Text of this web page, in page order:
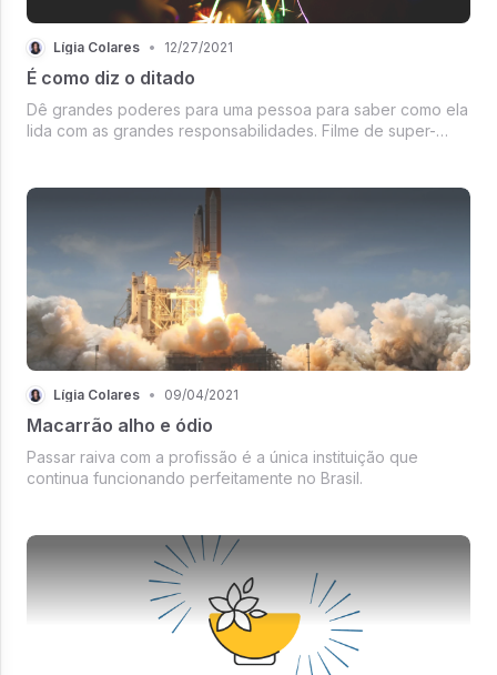
Lígia Colares • 12/27/2021
É como diz o ditado
Dê grandes poderes para uma pessoa para saber como ela
lida com as grandes responsabilidades. Filme de super-
chega de voadora no peito dizendo...
Lígia Colares • 09/04/2021
Macarrão alho e ódio
Passar raiva com a profissão é a única instituição que
continua funcionando perfeitamente no Brasil.